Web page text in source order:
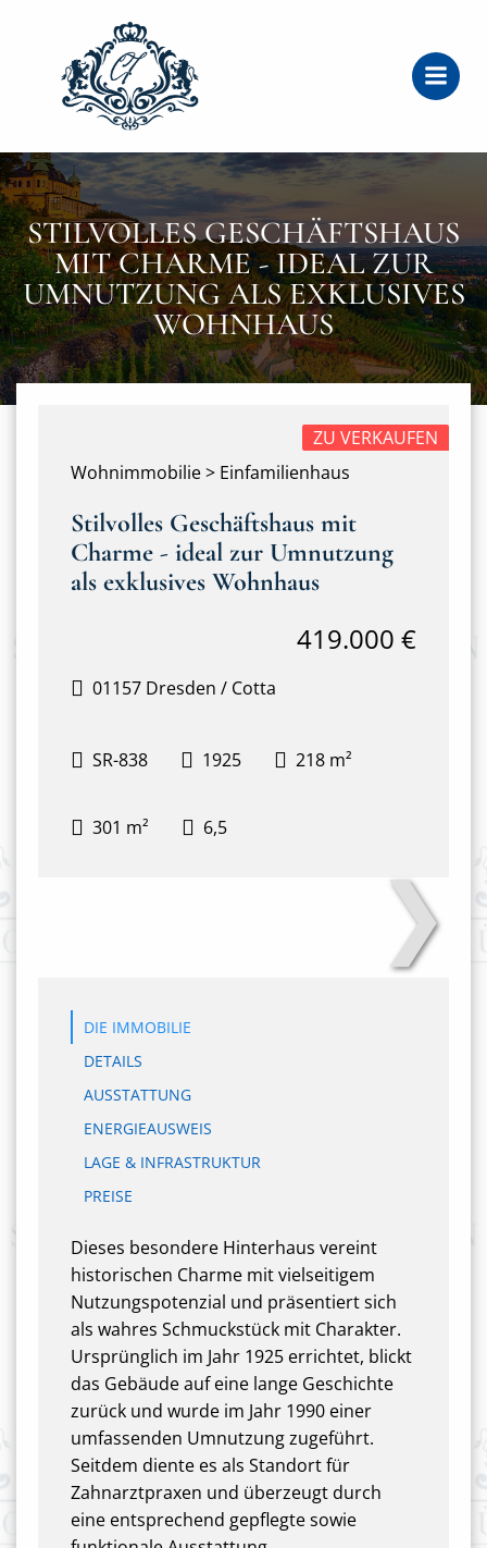
STILVOLLES GESCHÄFTSHAUS
MIT CHARME - IDEAL ZUR
UMNUTZUNG ALS EXKLUSIVES
WOHNHAUS
Wohnimmobilie > Einfamilienhaus
ZU VERKAUFEN
Stilvolles Geschäftshaus mit
Charme - ideal zur Umnutzung
als exklusives Wohnhaus
01157 Dresden / Cotta
419.000 €
SR-838 1925 218 m²
301 m² 6,5
❯
DIE IMMOBILIE
DETAILS
AUSSTATTUNG
ENERGIEAUSWEIS
LAGE & INFRASTRUKTUR
PREISE
Dieses besondere Hinterhaus vereint
historischen Charme mit vielseitigem
Nutzungspotenzial und präsentiert sich
als wahres Schmuckstück mit Charakter.
Ursprünglich im Jahr 1925 errichtet, blickt
das Gebäude auf eine lange Geschichte
zurück und wurde im Jahr 1990 einer
umfassenden Umnutzung zugeführt.
Seitdem diente es als Standort für
Zahnarztpraxen und überzeugt durch
eine entsprechend gepflegte sowie